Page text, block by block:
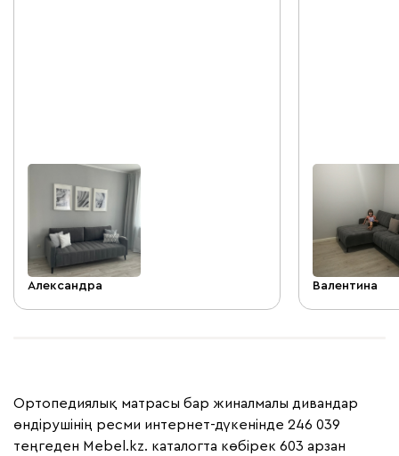
Александра Валентина
Ортопедиялық матрасы бар жиналмалы дивандар
өндірушінің ресми интернет-дүкенінде 246 039
теңгеден Mebel.kz. каталогта көбірек 603 арзан